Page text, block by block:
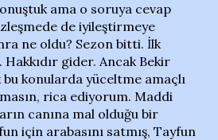
ama o soruya cevap
de iyileştirmeye
ne oldu? Sezon bitti. İlk
gider. Ancak Bekir
bu konularda yüceltme amaçlı
rica ediyorum. Maddi
canına mal olduğu bir
için arabasını satmış, Tayfun